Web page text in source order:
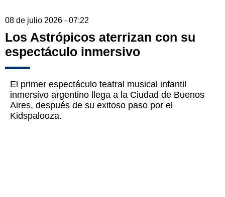
08 de julio 2026 - 07:22
Los Astrópicos aterrizan con su
espectáculo inmersivo
El primer espectáculo teatral musical infantil
inmersivo argentino llega a la Ciudad de Buenos
Aires, después de su exitoso paso por el
Kidspalooza.